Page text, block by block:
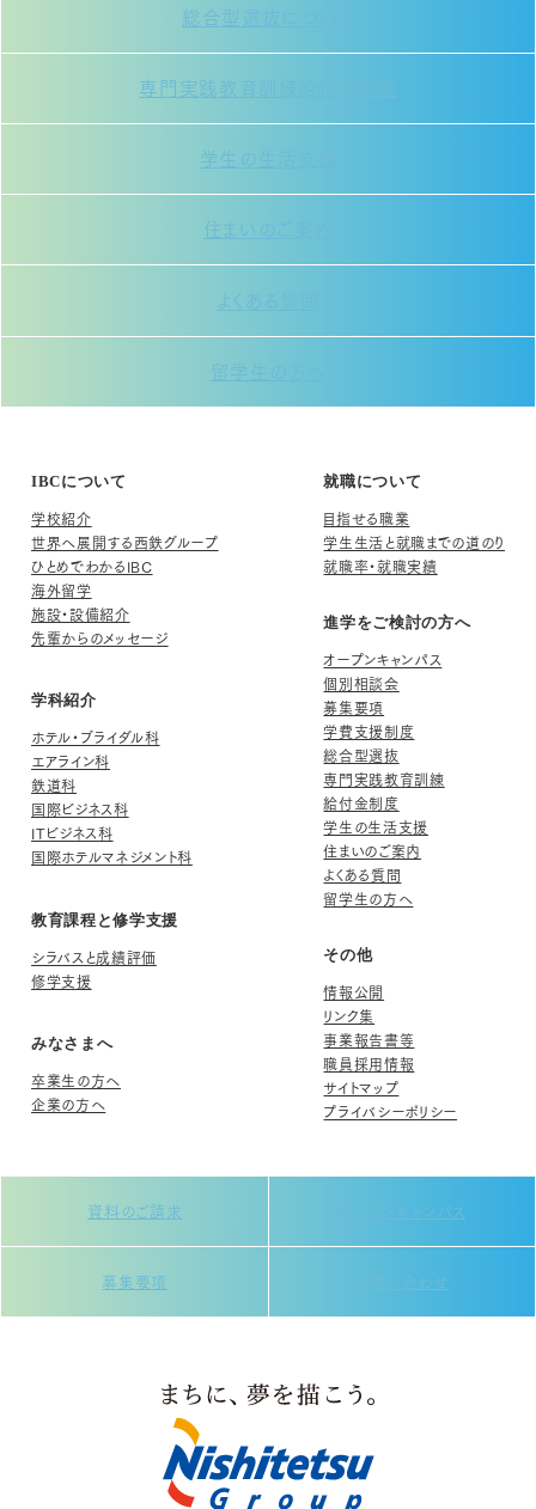
総合型選抜について
専門実践教育訓練給付金制度
学生の生活支援
住まいのご案内
よくある質問
留学生の方へ
IBCについて
学校紹介
世界へ展開する西鉄グループ
ひとめでわかるIBC
海外留学
施設・設備紹介
先輩からのメッセージ
学科紹介
ホテル・ブライダル科
エアライン科
鉄道科
国際ビジネス科
ITビジネス科
国際ホテルマネジメント科
教育課程と修学支援
シラバスと成績評価
修学支援
みなさまへ
卒業生の方へ
企業の方へ
就職について
目指せる職業
学生生活と就職までの道のり
就職率・就職実績
進学をご検討の方へ
オープンキャンパス
個別相談会
募集要項
学費支援制度
総合型選抜
専門実践教育訓練
給付金制度
学生の生活支援
住まいのご案内
よくある質問
留学生の方へ
その他
情報公開
リンク集
事業報告書等
職員採用情報
サイトマップ
プライバシーポリシー
資料のご請求 オープンキャンパス
募集要項 お問い合わせ